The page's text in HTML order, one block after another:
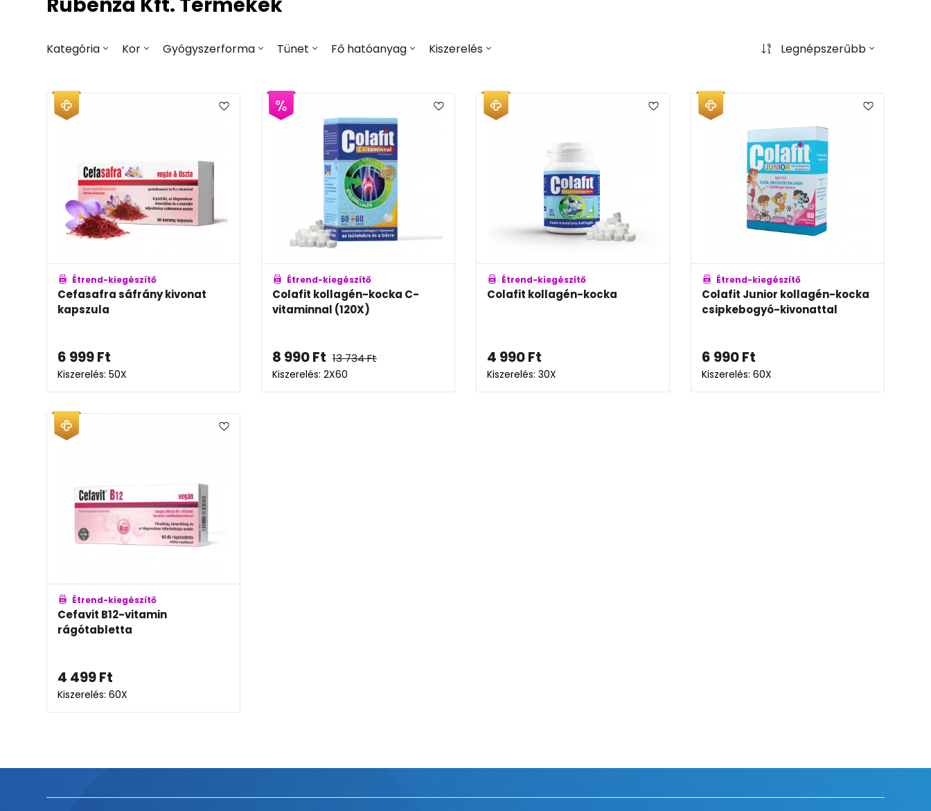
Kategória Kor Gyógyszerforma Tünet Fő hatóanyag Kiszerelés Legnépszerűbb
Étrend-kiegészítő
Cefasafra sáfrány kivonat
kapszula
6 999Ft
Kiszerelés: 50X
Étrend-kiegészítő
Colafit kollagén-kocka C-
vitaminnal (120X)
8 990Ft 13 734Ft
Kiszerelés: 2X60
Étrend-kiegészítő
Colafit kollagén-kocka
4 990Ft
Kiszerelés: 30X
Étrend-kiegészítő
Colafit Junior kollagén-kocka
csipkebogyó-kivonattal
6 990Ft
Kiszerelés: 60X
Étrend-kiegészítő
Cefavit B12-vitamin
rágótabletta
4 499Ft
Kiszerelés: 60X